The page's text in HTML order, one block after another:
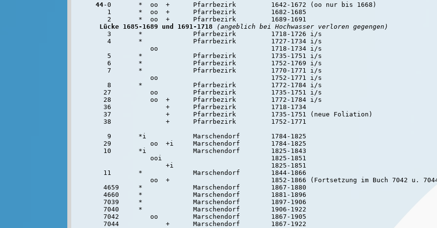
44-0       *  oo  +      Pfarrbezirk         1642-1672 (oo nur bis 1668)
   1       *  oo  +      Pfarrbezirk         1682-1685
   2       *  oo  +      Pfarrbezirk         1689-1691
Lücke 1685-1689 und 1691-1718
(angeblich bei Hochwasser verloren gegengen)
   3       *             Pfarrbezirk         1718-1726 i/s
   4       *             Pfarrbezirk         1727-1734 i/s
              oo                             1718-1734 i/s
   5       *             Pfarrbezirk         1735-1751 i/s
   6       *             Pfarrbezirk         1752-1769 i/s
   7       *             Pfarrbezirk         1770-1771 i/s
              oo                             1752-1771 i/s
   8       *             Pfarrbezirk         1772-1784 i/s
  27          oo         Pfarrbezirk         1735-1751 i/s
  28          oo  +      Pfarrbezirk         1772-1784 i/s
  36              +      Pfarrbezirk         1718-1734
  37              +      Pfarrbezirk         1735-1751 (neue Foliation)
  38              +      Pfarrbezirk         1752-1771
   9       *i            Marschendorf        1784-1825
  29          oo  +i     Marschendorf        1784-1825
  10       *i            Marschendorf        1825-1843
              ooi                            1825-1851
                  +i                         1825-1851
  11       *             Marschendorf        1844-1866
oo  +                          1852-1866 (Fortsetzung im Buch 7042 u.
  4659     *             Marschendorf        1867-1880
  4660     *             Marschendorf        1881-1896
  7039     *             Marschendorf        1897-1906
  7040     *             Marschendorf        1906-1922
  7042        oo         Marschendorf        1867-1905
  7044            +      Marschendorf        1867-1922